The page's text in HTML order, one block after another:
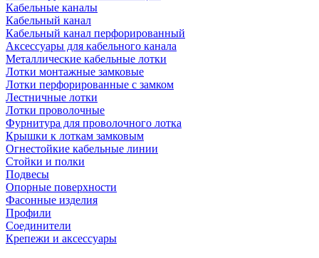
Кабельные каналы
Кабельный канал
Кабельный канал перфорированный
Аксессуары для кабельного канала
Металлические кабельные лотки
Лотки монтажные замковые
Лотки перфорированные с замком
Лестничные лотки
Лотки проволочные
Фурнитура для проволочного лотка
Крышки к лоткам замковым
Огнестойкие кабельные линии
Стойки и полки
Подвесы
Опорные поверхности
Фасонные изделия
Профили
Соединители
Крепежи и аксессуары